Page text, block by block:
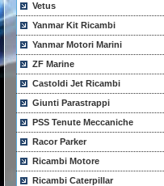
Vetus
Yanmar Kit Ricambi
Yanmar Motori Marini
ZF Marine
Castoldi Jet Ricambi
Giunti Parastrappi
PSS Tenute Meccaniche
Racor Parker
Ricambi Motore
Ricambi Caterpillar